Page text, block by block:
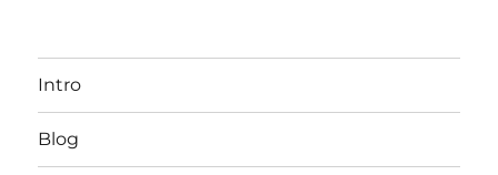
Intro
Blog